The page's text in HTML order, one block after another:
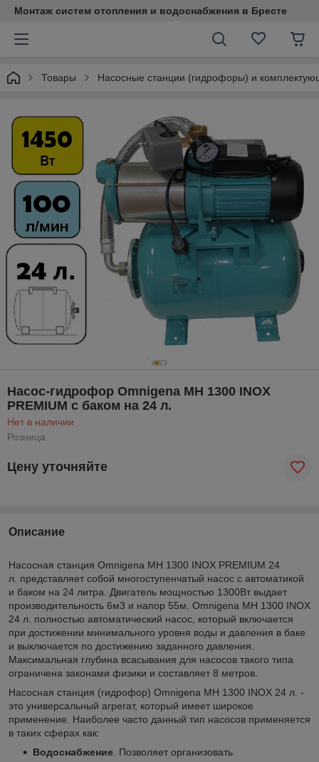
Монтаж систем отопления и водоснабжения в Бресте
Товары Насосные станции (гидрофоры) и
Насос-гидрофор Omnigena MH 1300 INOX
PREMIUM с баком на 24 л.
Нет в наличии
Розница
Цену уточняйте
Описание
Насосная станция Omnigena MH 1300 INOX PREMIUM 24
л. представляет собой многоступенчатый насос с автоматикой
и баком на 24 литра. Двигатель мощностью 1300Вт выдает
производительность 6м3 и напор 55м. Omnigena MH 1300 INOX
24 л. полностью автоматический насос, который включается
при достижении минимального уровня воды и давления в баке
и выключается по достижению заданного давления.
Максимальная глубина всасывания для насосов такого типа
ограничена законами физики и составляет 8 метров.
Насосная станция (гидрофор) Omnigena MH 1300 INOX 24 л. -
это универсальный агрегат, который имеет широкое
применение. Наиболее часто данный тип насосов применяется
в таких сферах как:
Водоснабжение . Позволяет организовать